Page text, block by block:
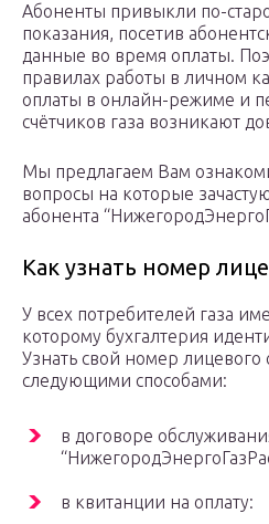
Абоненты привыкли по-
показания, посетив
данные во время оплаты.
правилах работы в личном
оплаты в онлайн-режиме и
счётчиков газа возникают
Мы предлагаем Вам
вопросы на которые
абонента
Как узнать номер
У всех потребителей газа
которому бухгалтерия
Узнать свой номер лицевого
следующими способами:
в договоре
в квитанции на оплату: